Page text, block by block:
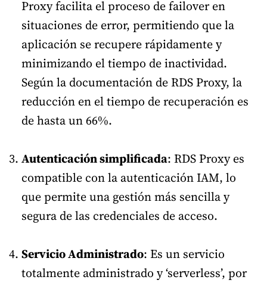
Proxy facilita el proceso de failover en
situaciones de error, permitiendo que la
aplicación se recupere rápidamente y
minimizando el tiempo de inactividad.
Según la documentación de RDS Proxy, la
reducción en el tiempo de recuperación es
de hasta un 66%.
Autenticación simplificada: RDS Proxy es
compatible con la autenticación IAM, lo
que permite una gestión más sencilla y
segura de las credenciales de acceso.
Servicio Administrado: Es un servicio
totalmente administrado y ‘serverless’, por